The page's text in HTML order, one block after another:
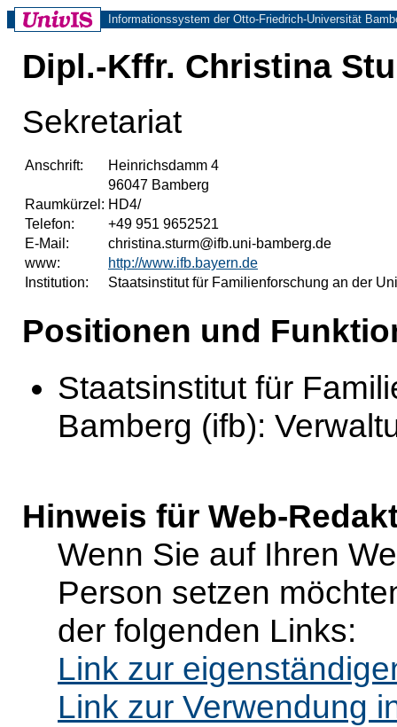
Informationssystem der Otto-Friedrich-Universität
Dipl.-Kffr. Christina
Sekretariat
Anschrift:
Heinrichsdamm 4
96047 Bamberg
Raumkürzel: HD4/
Telefon:
+49 951 9652521
E-Mail:
christina.sturm@ifb.uni-bamberg.de
www:
http://www.ifb.bayern.de
Institution:
Staatsinstitut für Familienforschung an der
Positionen und
Staatsinstitut für
Bamberg (ifb):
Hinweis für Web-
Wenn Sie auf Ihren
Person setzen
der folgenden Links:
Link zur
Link zur Verwendung